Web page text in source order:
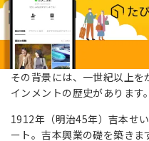
その背景には、一世紀以上
インメントの歴史があります。
1912年（明治45年）吉本せ
ート。吉本興業の礎を築きま